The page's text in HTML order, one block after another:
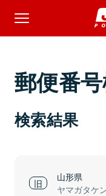
郵便番
検索結果
山形県
ヤマガタケ